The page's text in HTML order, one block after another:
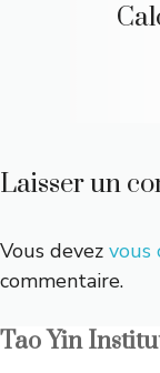
Laisser un
Vous devez vous
commentaire.
Tao Yin